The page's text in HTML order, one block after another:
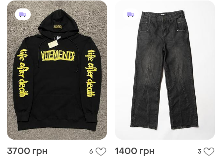
3700 грн 6 1400 грн 3